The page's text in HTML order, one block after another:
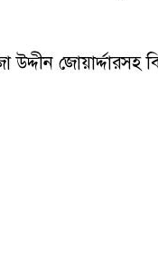
জোয়ার্দ্দারসহ